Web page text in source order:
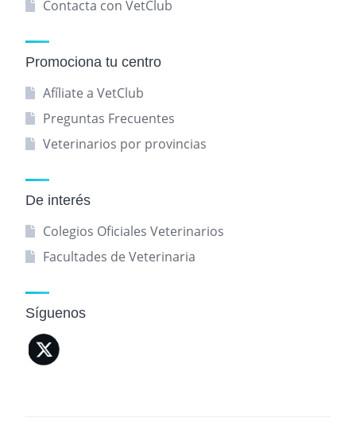
Contacta con VetClub
Promociona tu centro
Afíliate a VetClub
Preguntas Frecuentes
Veterinarios por provincias
De interés
Colegios Oficiales Veterinarios
Facultades de Veterinaria
Síguenos